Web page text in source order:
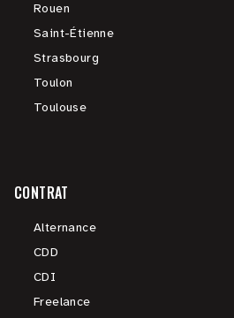
Rouen
Saint-Étienne
Strasbourg
Toulon
Toulouse
CONTRAT
Alternance
CDD
CDI
Freelance